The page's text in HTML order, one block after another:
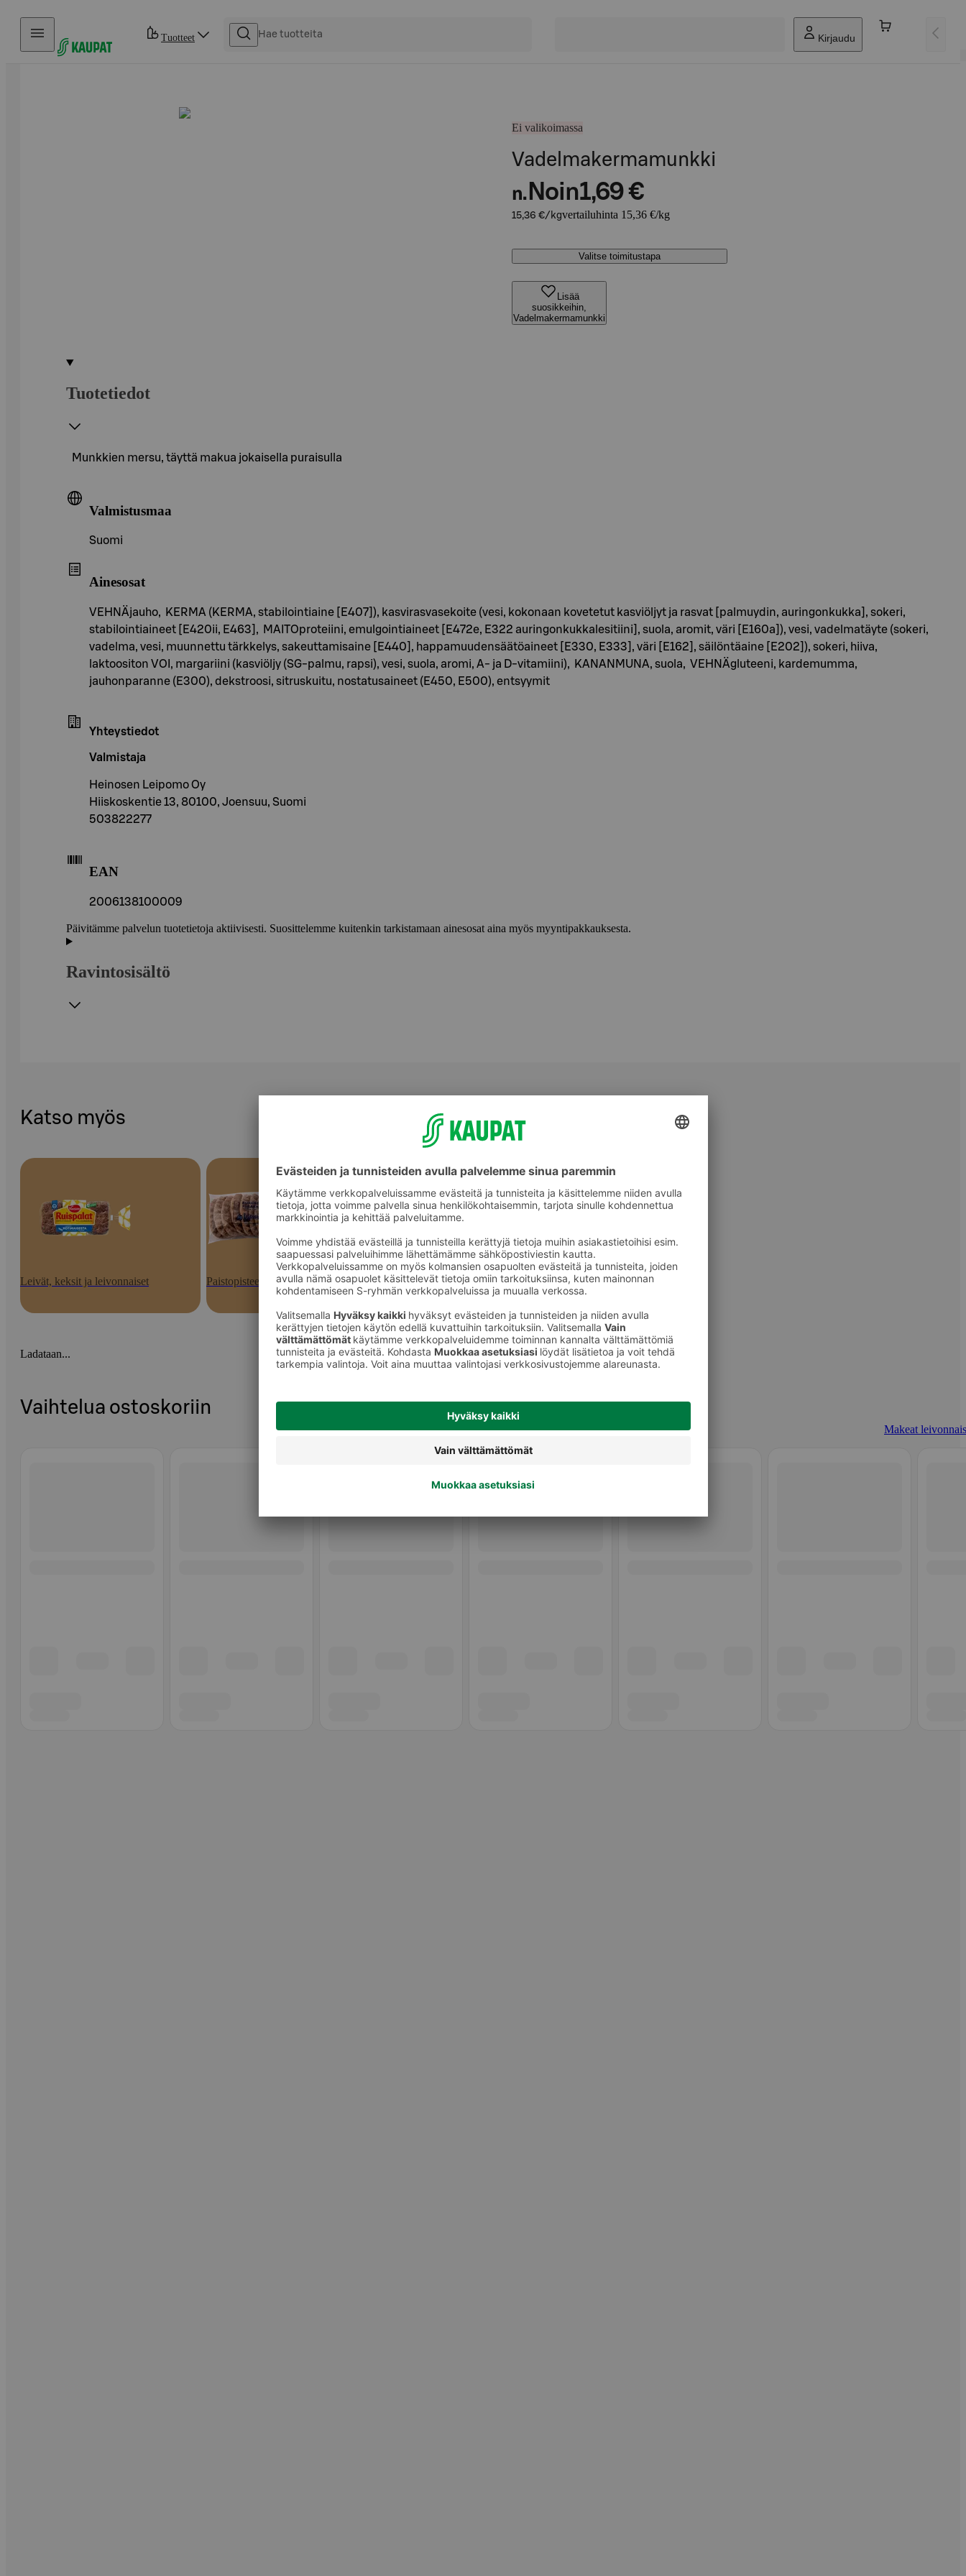
Hyppää sisältöön
Tuotteet Kirjaudu
Ei valikoimassa
Vadelmakermamunkki
n. Noin1,69 €
15,36 €/kgvertailuhinta 15,36 €/kg
Valitse toimitustapa
Lisää
suosikkeihin,
Vadelmakermamunkki
Tuotetiedot
Munkkien mersu, täyttä makua jokaisella puraisulla
Valmistusmaa
Suomi
Ainesosat
VEHNÄjauho, KERMA (KERMA, stabilointiaine [E407]), kasvirasvasekoite (vesi, kokonaan kovetetut kasviöljyt ja rasvat [palmuydin, auringonkukka], sokeri,
stabilointiaineet [E420ii, E463], MAITOproteiini, emulgointiaineet [E472e, E322 auringonkukkalesitiini], suola, aromit, väri [E160a]), vesi, vadelmatäyte (sokeri,
vadelma, vesi, muunnettu tärkkelys, sakeuttamisaine [E440], happamuudensäätöaineet [E330, E333], väri [E162], säilöntäaine [E202]), sokeri, hiiva,
laktoositon VOI, margariini (kasviöljy (SG-palmu, rapsi), vesi, suola, aromi, A- ja D-vitamiini), KANANMUNA, suola, VEHNÄgluteeni, kardemumma,
jauhonparanne (E300), dekstroosi, sitruskuitu, nostatusaineet (E450, E500), entsyymit
Yhteystiedot
Valmistaja
Heinosen Leipomo Oy
Hiiskoskentie 13, 80100, Joensuu, Suomi
503822277
EAN
2006138100009
Päivitämme palvelun tuotetietoja aktiivisesti. Suosittelemme kuitenkin tarkistamaan ainesosat aina myös myyntipakkauksesta.
Ravintosisältö
Katso myös
Leivät, keksit ja leivonnaiset Paistopisteen tuotteet Makeat leivonnaiset
Ladataan...
Vaihtelua ostoskoriin
Makeat